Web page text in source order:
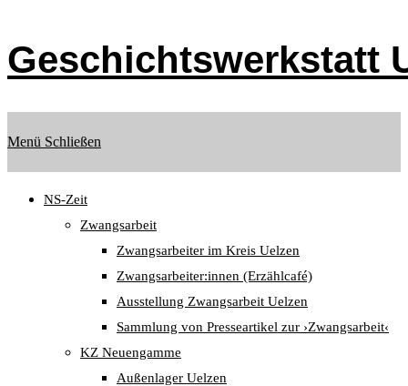
Inhalt
springen
Geschichtswerkstatt
Menü Schließen
NS-Zeit
Zwangsarbeit
Zwangsarbeiter im Kreis Uelzen
Zwangsarbeiter:innen (Erzählcafé)
Ausstellung Zwangsarbeit Uelzen
Sammlung von Presseartikel zur ›Zwangsarbeit‹
KZ Neuengamme
Außenlager Uelzen